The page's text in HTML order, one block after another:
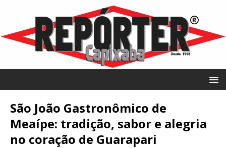
São João Gastronômico de
Meaípe: tradição, sabor e alegria
no coração de Guarapari